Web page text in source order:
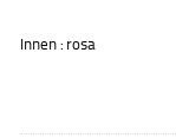
Innen : rosa